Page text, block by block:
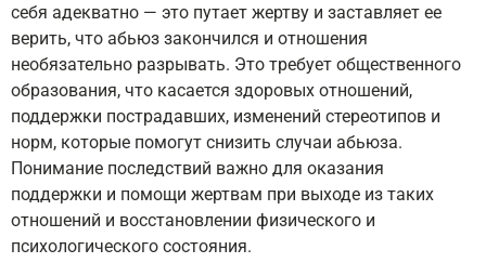
себя адекватно — это путает жертву и заставляет ее
верить, что абьюз закончился и отношения
необязательно разрывать. Это требует общественного
образования, что касается здоровых отношений,
поддержки пострадавших, изменений стереотипов и
норм, которые помогут снизить случаи абьюза.
Понимание последствий важно для оказания
поддержки и помощи жертвам при выходе из таких
отношений и восстановлении физического и
психологического состояния.